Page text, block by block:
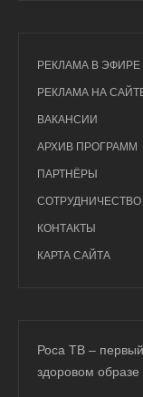
РЕКЛАМА В ЭФИРЕ
РЕКЛАМА НА
ВАКАНСИИ
АРХИВ ПРОГРАММ
ПАРТНЁРЫ
СОТРУДНИЧЕСТВО
КОНТАКТЫ
КАРТА САЙТА
Роса ТВ –
здоровом образе